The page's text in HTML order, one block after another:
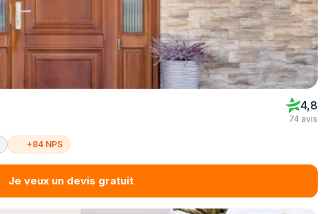
4,8
74 avis
+84 NPS
Je veux un devis gratuit